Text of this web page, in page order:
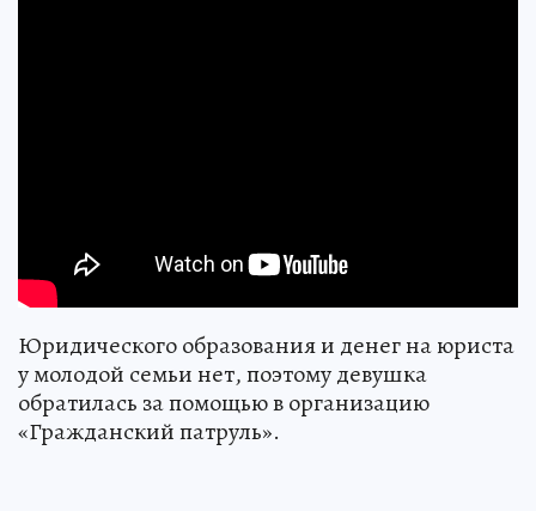
Юридического образования и денег на юриста
у молодой семьи нет, поэтому девушка
обратилась за помощью в организацию
«Гражданский патруль».